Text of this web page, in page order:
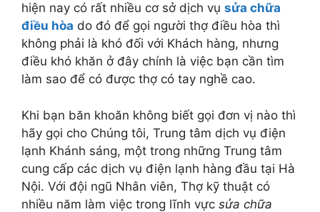
hiện nay có rất nhiều cơ sở dịch vụ sửa chữa
điều hòa do đó để gọi người thợ điều hòa thì
không phải là khó đối với Khách hàng, nhưng
điều khó khăn ở đây chính là việc bạn cần tìm
làm sao để có được thợ có tay nghề cao.
Khi bạn băn khoăn không biết gọi đơn vị nào thì
hãy gọi cho Chúng tôi, Trung tâm dịch vụ điện
lạnh Khánh sáng, một trong những Trung tâm
cung cấp các dịch vụ điện lạnh hàng đầu tại Hà
Nội. Với đội ngũ Nhân viên, Thợ kỹ thuật có
nhiều năm làm việc trong lĩnh vực sửa chữa